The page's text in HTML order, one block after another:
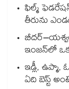
ఫిల్మ్
తీరును
ఇంజన్‎లో
ఇడ్లీ, ఉప్మా,
ఏది బెస్ట్